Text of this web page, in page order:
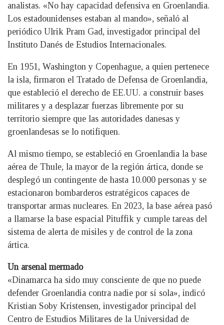
analistas. «No hay capacidad defensiva en Groenlandia.
Los estadounidenses estaban al mando», señaló al
periódico Ulrik Pram Gad, investigador principal del
Instituto Danés de Estudios Internacionales.
En 1951, Washington y Copenhague, a quien pertenece
la isla, firmaron el Tratado de Defensa de Groenlandia,
que estableció el derecho de EE.UU. a construir bases
militares y a desplazar fuerzas libremente por su
territorio siempre que las autoridades danesas y
groenlandesas se lo notifiquen.
Al mismo tiempo, se estableció en Groenlandia la base
aérea de Thule, la mayor de la región ártica, donde se
desplegó un contingente de hasta 10.000 personas y se
estacionaron bombarderos estratégicos capaces de
transportar armas nucleares. En 2023, la base aérea pasó
a llamarse la base espacial Pituffik y cumple tareas del
sistema de alerta de misiles y de control de la zona
ártica.
Un arsenal mermado
«Dinamarca ha sido muy consciente de que no puede
defender Groenlandia contra nadie por sí sola», indicó
Kristian Soby Kristensen, investigador principal del
Centro de Estudios Militares de la Universidad de